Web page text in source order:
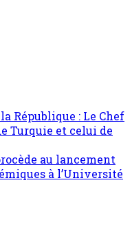
République : Le Chef
Turquie et celui de
au lancement
à l’Université